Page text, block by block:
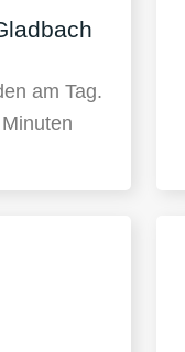
am Tag.